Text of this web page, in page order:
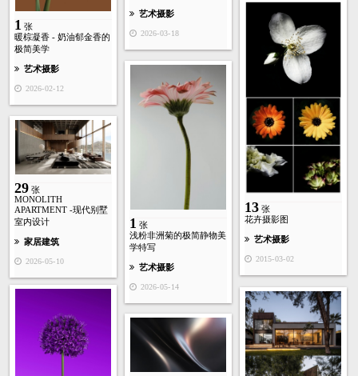
艺术摄影
2026-03-18
1 张
暖棕凝香 - 奶油郁金香的
极简美学
艺术摄影
2026-02-12
13 张
花卉摄影图
艺术摄影
2015-03-02
1 张
浅粉非洲菊的极简静物美
学特写
艺术摄影
2026-05-14
29 张
MONOLITH
APARTMENT -现代别墅
室内设计
家居建筑
2026-05-10